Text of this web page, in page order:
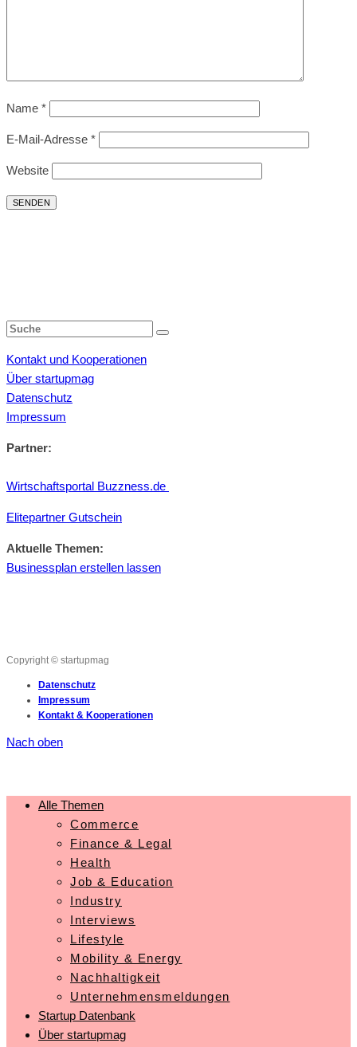
Name *
E-Mail-Adresse *
Website
Kontakt und Kooperationen
Über startupmag
Datenschutz
Impressum
Partner:
Wirtschaftsportal Buzzness.de
Elitepartner Gutschein
Aktuelle Themen:
Businessplan erstellen lassen
Copyright © startupmag
Datenschutz
Impressum
Kontakt & Kooperationen
Nach oben
Alle Themen
Commerce
Finance & Legal
Health
Job & Education
Industry
Interviews
Lifestyle
Mobility & Energy
Nachhaltigkeit
Unternehmensmeldungen
Startup Datenbank
Über startupmag